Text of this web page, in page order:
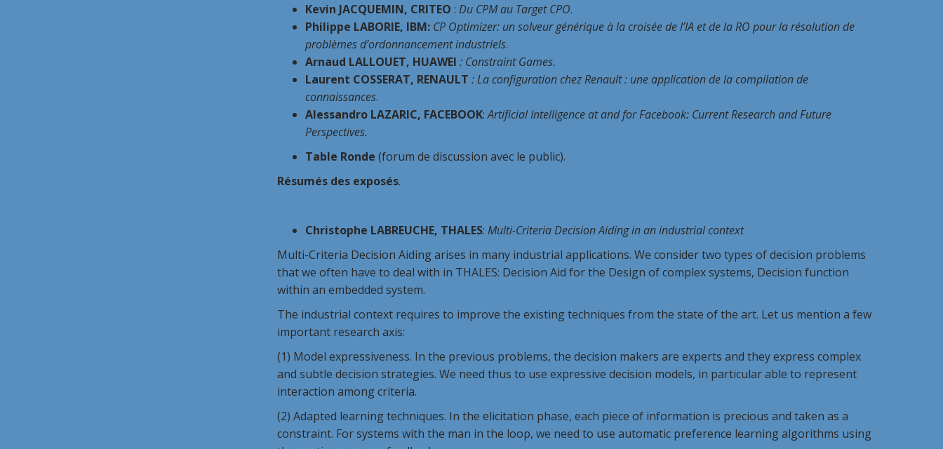
Kevin JACQUEMIN, CRITEO : Du CPM au Target CPO.
Philippe LABORIE, IBM: CP Optimizer: un solveur générique à la croisée de l’IA et de la RO pour la résolution de
problèmes d’ordonnancement industriels.
Arnaud LALLOUET, HUAWEI : Constraint Games.
Laurent COSSERAT, RENAULT : La configuration chez Renault : une application de la compilation de
connaissances.
Alessandro LAZARIC, FACEBOOK:Artificial Intelligence at and for Facebook: Current Research and Future
Perspectives.
Table Ronde (forum de discussion avec le public).
Résumés des exposés.
Christophe LABREUCHE, THALES: Multi-Criteria Decision Aiding in an industrial context
Multi-Criteria Decision Aiding arises in many industrial applications. We consider two types of decision problems
that we often have to deal with in THALES: Decision Aid for the Design of complex systems, Decision function
within an embedded system.
The industrial context requires to improve the existing techniques from the state of the art. Let us mention a few
important research axis:
(1) Model expressiveness. In the previous problems, the decision makers are experts and they express complex
and subtle decision strategies. We need thus to use expressive decision models, in particular able to represent
interaction among criteria.
(2) Adapted learning techniques. In the elicitation phase, each piece of information is precious and taken as a
constraint. For systems with the man in the loop, we need to use automatic preference learning algorithms using